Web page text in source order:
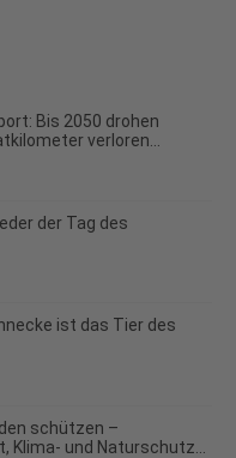
Bis 2050 drohen
verloren...
der Tag des
ist das Tier des
schützen –
Klima- und Naturschutz...